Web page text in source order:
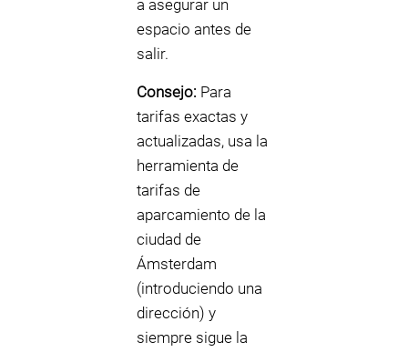
a asegurar un
espacio antes de
salir.
Consejo: Para
tarifas exactas y
actualizadas, usa la
herramienta de
tarifas de
aparcamiento de la
ciudad de
Ámsterdam
(introduciendo una
dirección) y
siempre sigue la